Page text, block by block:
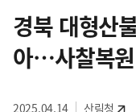
텐
츠
영
경북 대형산
아…사찰복
2025.04.14 산림청